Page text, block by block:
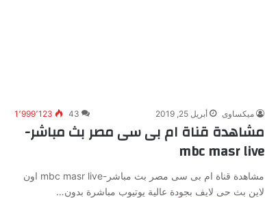
ميكساوى أبريل 25, 2019 43 1٬999٬123
مشاهدة قناة ام بى سى مصر بث مباشر-
mbc masr live
مشاهدة قناة ام بى سى مصر بث مباشر-mbc masr live اون
لاين بث حى لايف بجودة عالية يوتيوب مباشرة بدون…